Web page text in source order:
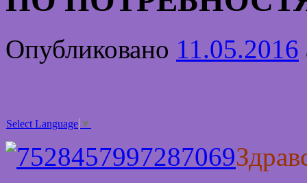
Опубликовано 11.05.2016
Select Language ▼